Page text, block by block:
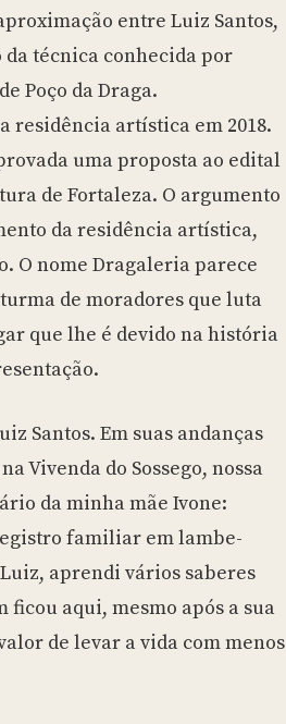
entre Luiz Santos,
técnica conhecida por
Poço da Draga.
residência artística em 2018.
uma proposta ao edital
de Fortaleza. O argumento
da residência artística,
O nome Dragaleria parece
de moradores que luta
que lhe é devido na história
Santos. Em suas andanças
Vivenda do Sossego, nossa
da minha mãe Ivone:
familiar em lambe-
aprendi vários saberes
aqui, mesmo após a sua
de levar a vida com menos